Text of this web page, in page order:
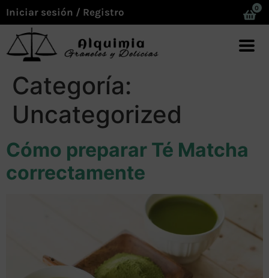
Iniciar sesión / Registro 0
Categoría:
Uncategorized
Cómo preparar Té Matcha
correctamente